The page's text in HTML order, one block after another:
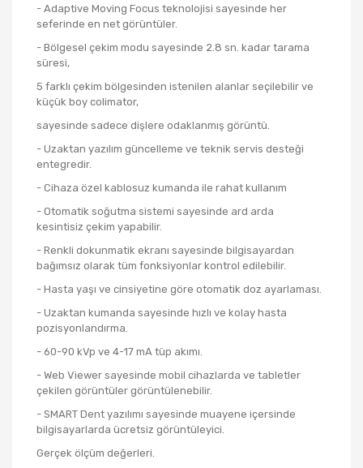
- Adaptive Moving Focus teknolojisi sayesinde her
seferinde en net görüntüler.
- Bölgesel çekim modu sayesinde 2.8 sn. kadar tarama
süresi,
5 farklı çekim bölgesinden istenilen alanlar seçilebilir ve
küçük boy colimator,
sayesinde sadece dişlere odaklanmış görüntü.
- Uzaktan yazılım güncelleme ve teknik servis desteği
entegredir.
- Cihaza özel kablosuz kumanda ile rahat kullanım
- Otomatik soğutma sistemi sayesinde ard arda
kesintisiz çekim yapabilir.
- Renkli dokunmatik ekranı sayesinde bilgisayardan
bağımsız olarak tüm fonksiyonlar kontrol edilebilir.
- Hasta yaşı ve cinsiyetine göre otomatik doz ayarlaması.
- Uzaktan kumanda sayesinde hızlı ve kolay hasta
pozisyonlandırma.
- 60-90 kVp ve 4-17 mA tüp akımı.
- Web Viewer sayesinde mobil cihazlarda ve tabletler
çekilen görüntüler görüntülenebilir.
- SMART Dent yazılımı sayesinde muayene içersinde
bilgisayarlarda ücretsiz görüntüleyici.
Gerçek ölçüm değerleri.